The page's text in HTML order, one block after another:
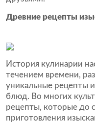
Древние рецепты
История кулинарии
течением времени,
уникальные рецепты
блюд. Во многих
рецепты, которые до
приготовления